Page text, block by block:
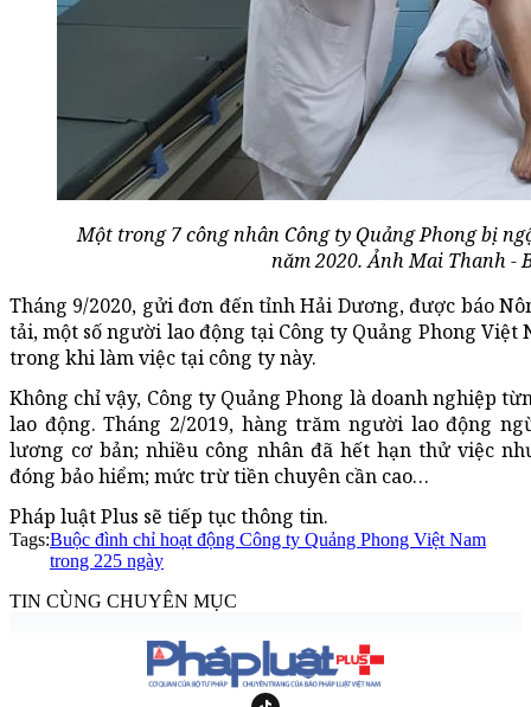
Một trong 7 công nhân Công ty Quảng Phong bị
năm 2020. Ảnh Mai Thanh -
Tháng 9/2020, gửi đơn đến tỉnh Hải Dương, được báo
tải, một số người lao động tại Công ty Quảng Phong
trong khi làm việc tại công ty này.
Không chỉ vậy, Công ty Quảng Phong là doanh nghiệp
lao động. Tháng 2/2019, hàng trăm người lao động
lương cơ bản; nhiều công nhân đã hết hạn thử việc
đóng bảo hiểm; mức trừ tiền chuyên cần cao…
Pháp luật Plus sẽ tiếp tục thông tin.
Tags:Buộc đình chỉ hoạt động Công ty Quảng Phong Việt Nam
trong 225 ngày
TIN CÙNG CHUYÊN MỤC